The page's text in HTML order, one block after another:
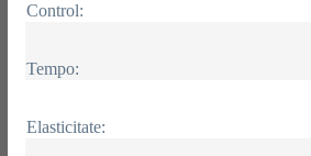
Control:
Tempo:
Elasticitate: